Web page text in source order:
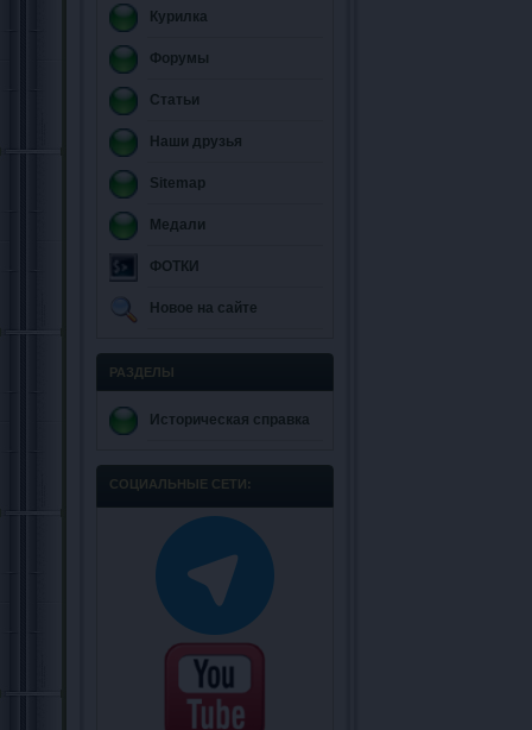
Курилка
Форумы
Статьи
Наши друзья
Sitemap
Медали
ФОТКИ
Новое на сайте
РАЗДЕЛЫ
Историческая справка
СОЦИАЛЬНЫЕ СЕТИ: